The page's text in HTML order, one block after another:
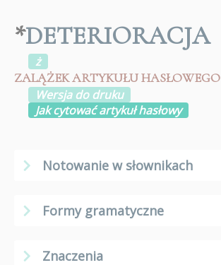
*DETERIORACJA
ż
ZALĄŻEK ARTYKUŁU HASŁOWEGO
Wersja do druku
Jak cytować artykuł hasłowy
Notowanie w słownikach
Formy gramatyczne
Znaczenia